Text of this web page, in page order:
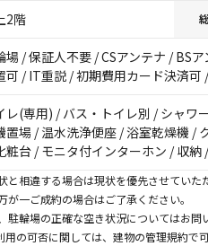
2階
場 / 保証人不要 / CSアンテナ / BS
可 / IT重説 / 初期費用カード決済
レ(専用) / バス・トイレ別 / シャワ
置場 / 温水洗浄便座 / 浴室乾燥機 /
粧台 / モニタ付インターホン / 収納
相違する場合は現状を優先させていた
一ご成約の場合はご了承ください。
輪場の正確な空き状況についてはお問
の可否に関しては、建物の管理規約で